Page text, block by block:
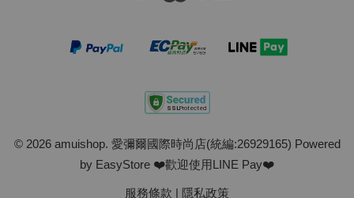
© 2026 amuishop. 愛彌爾國際時尚店(統編:26929165) Powered
by EasyStore ❤️歡迎使用LINE Pay❤️
服務條款 | 隱私政策